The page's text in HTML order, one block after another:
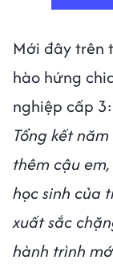
Mới đây trên
hào hứng
nghiệp cấp
Tổng kết
thêm cậu
học sinh của
xuất sắc
hành trình